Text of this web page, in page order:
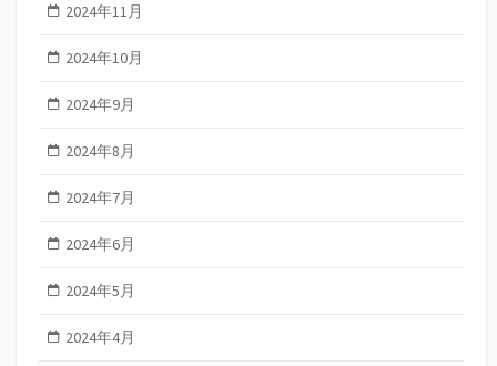
2024年11月
2024年10月
2024年9月
2024年8月
2024年7月
2024年6月
2024年5月
2024年4月